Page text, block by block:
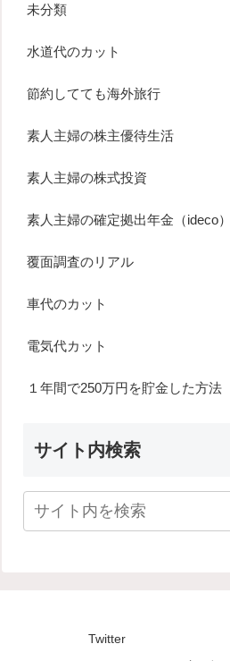
未分類
水道代のカット
節約してても海外旅行
素人主婦の株主優待生活
素人主婦の株式投資
素人主婦の確定拠出年金（ideco）
覆面調査のリアル
車代のカット
電気代カット
１年間で250万円を貯金した方法
サイト内検索
Twitter